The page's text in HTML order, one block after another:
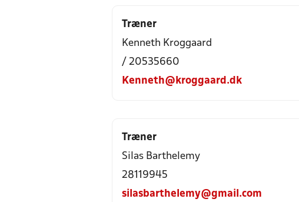
Træner
Kenneth Kroggaard
/ 20535660
Kenneth@kroggaard.dk
Træner
Silas Barthelemy
28119945
silasbarthelemy@gmail.com